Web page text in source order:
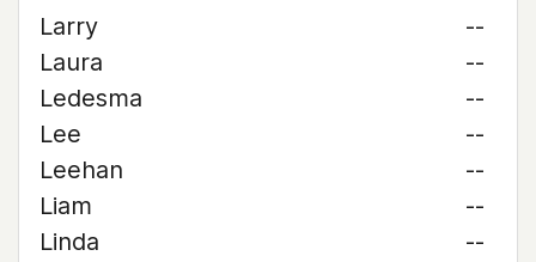
Larry
--
Laura
--
Ledesma
--
Lee
--
Leehan
--
Liam
--
Linda
--